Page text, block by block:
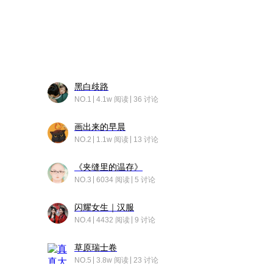
黑白歧路
NO.1 4.1w 阅读 36 讨论
画出来的早晨
NO.2 1.1w 阅读 13 讨论
《夹缝里的温存》
NO.3 6034 阅读 5 讨论
闪耀女生｜汉服
NO.4 4432 阅读 9 讨论
草原瑞士卷
NO.5 3.8w 阅读 23 讨论